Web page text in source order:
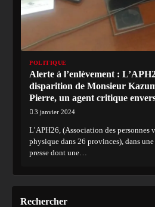
POLITIQUE
Alerte à l’enlèvement :
disparition de Monsieur
Pierre, un agent critique
3 janvier 2024
L’APH26, (Association des personnes
physique dans 26 provinces), dans
presse dont une…
Rechercher